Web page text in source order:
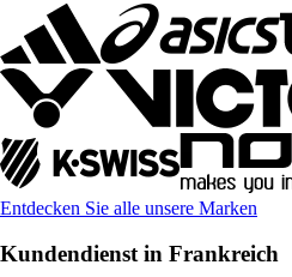
Entdecken Sie alle unsere Marken
Kundendienst in Frankreich